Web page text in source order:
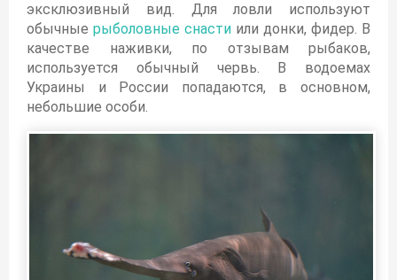
эксклюзивный вид. Для ловли используют
обычные рыболовные снасти или донки, фидер. В
качестве наживки, по отзывам рыбаков,
используется обычный червь. В водоемах
Украины и России попадаются, в основном,
небольшие особи.